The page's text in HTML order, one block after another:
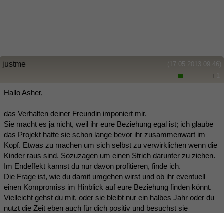
(17.05.2013 09:46)
justme
Hallo Asher,
das Verhalten deiner Freundin imponiert mir.
Sie macht es ja nicht, weil ihr eure Beziehung egal ist; ich glaube
das Projekt hatte sie schon lange bevor ihr zusammenwart im
Kopf. Etwas zu machen um sich selbst zu verwirklichen wenn die
Kinder raus sind. Sozuzagen um einen Strich darunter zu ziehen.
Im Endeffekt kannst du nur davon profitieren, finde ich.
Die Frage ist, wie du damit umgehen wirst und ob ihr eventuell
einen Kompromiss im Hinblick auf eure Beziehung finden könnt.
Vielleicht gehst du mit, oder sie bleibt nur ein halbes Jahr oder du
nutzt die Zeit eben auch für dich positiv und besuchst sie